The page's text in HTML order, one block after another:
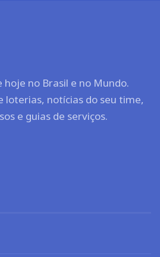
hoje no Brasil e no Mundo.
loterias, notícias do seu time,
e guias de serviços.